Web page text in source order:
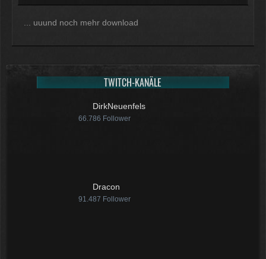
... uuund noch mehr download
TWITCH-KANÄLE
DirkNeuenfels
66.786 Follower
Dracon
91.487 Follower